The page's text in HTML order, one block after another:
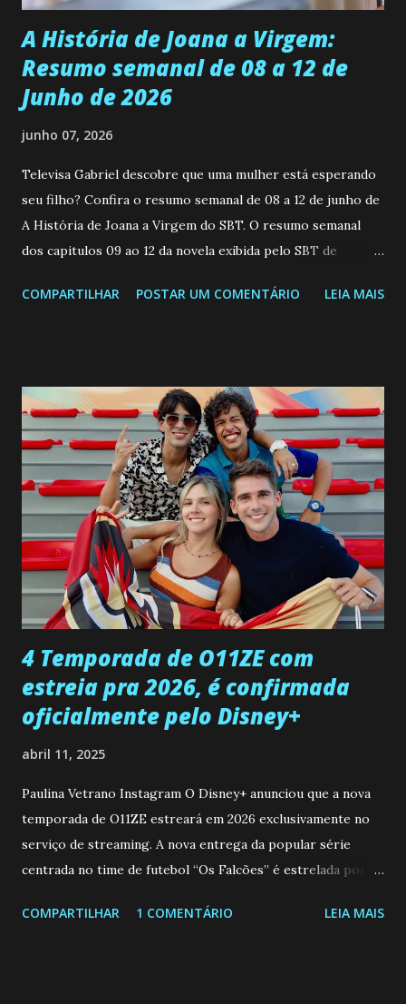
A História de Joana a Virgem:
Resumo semanal de 08 a 12 de
Junho de 2026
junho 07, 2026
Televisa Gabriel descobre que uma mulher está esperando
seu filho? Confira o resumo semanal de 08 a 12 de junho de
A História de Joana a Virgem do SBT. O resumo semanal
dos capitulos 09 ao 12 da novela exibida pelo SBT de
a Programação Semanal do SBT de 08/06/26 a 14/06/26
confessa a Gabriel que ele demonstrou ser o tipo de
pessoa que ela tanto desejou durante toda a vida. Camila
entra no quarto de Gabriel e imagina como seria o
encontro deles, quando conseguir seduzi-lo. Manuel avisa a
Paula sobre a suposta infidelidade de Gabriel com Joana.
Rogerio consegue se livrar de todas as suspeitas pelo
desaparecimento de Francisco, apontando que ele poderia
ter sido vítima da fúria de Gabriel. Artur informa a Gabriel
que a clínica inseminou por engano outra paciente, que está
...
COMPARTILHAR POSTAR UM COMENTÁRIO LEIA MAIS
4 Temporada de O11ZE com
estreia pra 2026, é confirmada
oficialmente pelo Disney+
abril 11, 2025
Paulina Vetrano Instagram O Disney+ anunciou que a nova
temporada de O11ZE estreará em 2026 exclusivamente no
serviço de streaming. A nova entrega da popular série
centrada no time de futebol “Os Falcões” é estrelada por
Brum (Dedé), que voltam a interpretar seus personagens
COMPARTILHAR 1 COMENTÁRIO LEIA MAIS